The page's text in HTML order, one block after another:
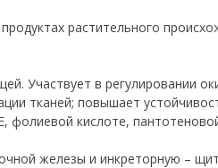
растительного
Участвует в регулировании
тканей; повышает
фолиевой кислоте,
железы и инкреторную –